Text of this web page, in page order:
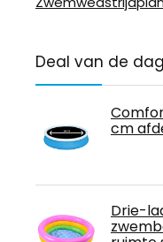
Deal van de
cm
Drie-